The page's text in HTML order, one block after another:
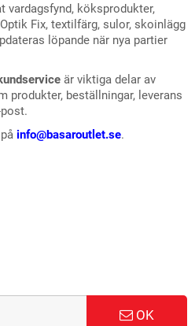
vardagsfynd, köksprodukter,
Fix, textilfärg, sulor, skoinlägg
löpande när nya partier
är viktiga delar av
produkter, beställningar, leverans
på info@basaroutlet.se.
OK